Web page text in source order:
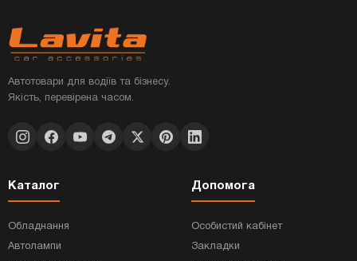
Автотовари для водіїв та бізнесу.
Якість, перевірена часом.
Каталог
Обладнання
Автолампи
Допомога
Особистий кабінет
Закладки